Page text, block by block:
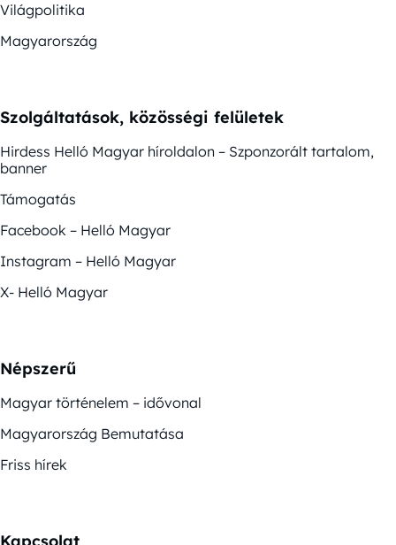
Világpolitika
Magyarország
Szolgáltatások, közösségi felületek
Hirdess Helló Magyar híroldalon – Szponzorált tartalom,
banner
Támogatás
Facebook – Helló Magyar
Instagram – Helló Magyar
X- Helló Magyar
Népszerű
Magyar történelem – idővonal
Magyarország Bemutatása
Friss hírek